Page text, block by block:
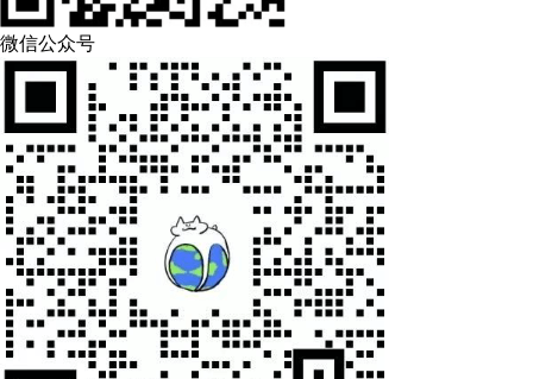
微信公众号